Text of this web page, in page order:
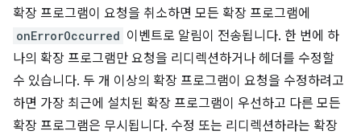
확장 프로그램이 요청을 취소하면 모든 확장 프로그램에
onErrorOccurred 이벤트로 알림이 전송됩니다. 한 번에 하
나의 확장 프로그램만 요청을 리디렉션하거나 헤더를 수정할
수 있습니다. 두 개 이상의 확장 프로그램이 요청을 수정하려고
하면 가장 최근에 설치된 확장 프로그램이 우선하고 다른 모든
확장 프로그램은 무시됩니다. 수정 또는 리디렉션하라는 확장